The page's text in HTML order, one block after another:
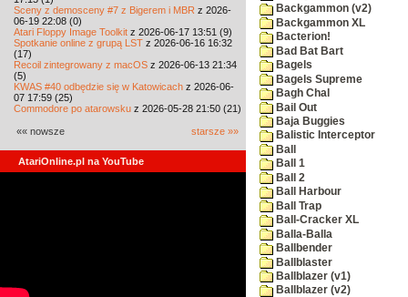
Sceny z demosceny #7 z Bigerem i MBR z 2026-
06-19 22:08 (0)
Atari Floppy Image Toolkit z 2026-06-17 13:51 (9)
Spotkanie online z grupą LST z 2026-06-16 16:32
(17)
Recoil zintegrowany z macOS z 2026-06-13 21:34
(5)
KWAS #40 odbędzie się w Katowicach z 2026-06-
07 17:59 (25)
Commodore po atarowsku z 2026-05-28 21:50 (21)
«« nowsze starsze »»
AtariOnline.pl na YouTube
Backgammon (v2)
Backgammon XL
Bacterion!
Bad Bat Bart
Bagels
Bagels Supreme
Bagh Chal
Bail Out
Baja Buggies
Balistic Interceptor
Ball
Ball 1
Ball 2
Ball Harbour
Ball Trap
Ball-Cracker XL
Balla-Balla
Ballbender
Ballblaster
Ballblazer (v1)
Ballblazer (v2)